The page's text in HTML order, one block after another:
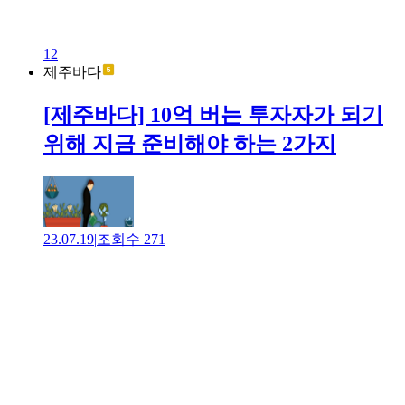
12
제주바다
[제주바다] 10억 버는 투자자가 되기
위해 지금 준비해야 하는 2가지
23.07.19|조회수 271